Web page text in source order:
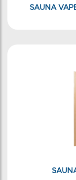
SAUNA